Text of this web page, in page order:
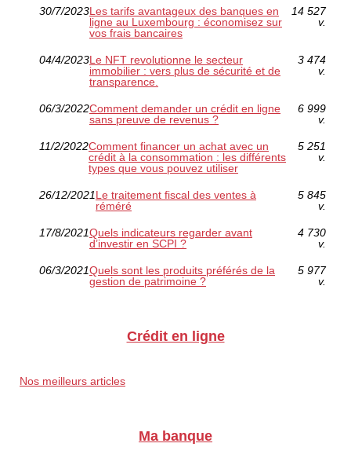
30/7/2023Les tarifs avantageux des banques en
ligne au Luxembourg : économisez sur
vos frais bancaires
14 527
v.
04/4/2023Le NFT revolutionne le secteur
immobilier : vers plus de sécurité et de
transparence.
3 474
v.
06/3/2022Comment demander un crédit en ligne
sans preuve de revenus ?
6 999
v.
11/2/2022Comment financer un achat avec un
crédit à la consommation : les différents
types que vous pouvez utiliser
5 251
v.
26/12/2021Le traitement fiscal des ventes à
réméré
5 845
v.
17/8/2021Quels indicateurs regarder avant
d’investir en SCPI ?
4 730
v.
06/3/2021Quels sont les produits préférés de la
gestion de patrimoine ?
5 977
v.
Crédit en ligne
Nos meilleurs articles
Ma banque